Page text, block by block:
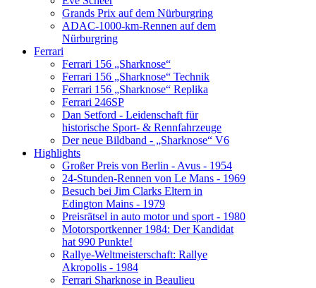
Grands Prix auf dem Nürburgring
ADAC-1000-km-Rennen auf dem
Nürburgring
Ferrari
Ferrari 156 „Sharknose“
Ferrari 156 „Sharknose“ Technik
Ferrari 156 „Sharknose“ Replika
Ferrari 246SP
Dan Setford - Leidenschaft für
historische Sport- & Rennfahrzeuge
Der neue Bildband - „Sharknose“ V6
Highlights
Großer Preis von Berlin - Avus - 1954
24-Stunden-Rennen von Le Mans - 1969
Besuch bei Jim Clarks Eltern in
Edington Mains - 1979
Preisrätsel in auto motor und sport - 1980
Motorsportkenner 1984: Der Kandidat
hat 990 Punkte!
Rallye-Weltmeisterschaft: Rallye
Akropolis - 1984
Ferrari Sharknose in Beaulieu